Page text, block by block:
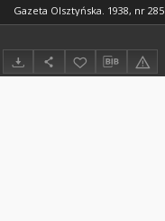
Gazeta Olsztyńska. 1938, nr 285